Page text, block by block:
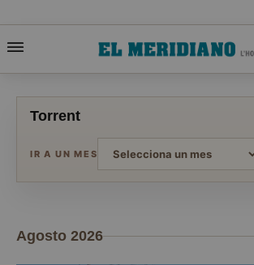
Torrent
IR A UN MES
Agosto 2026